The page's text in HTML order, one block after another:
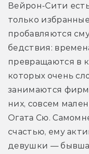
Вейрон-Сити
только
пробавляются
бедствия:
превращаются в
которых очень
занимаются
них, совсем
Огата Сю.
счастью, ему
девушки —